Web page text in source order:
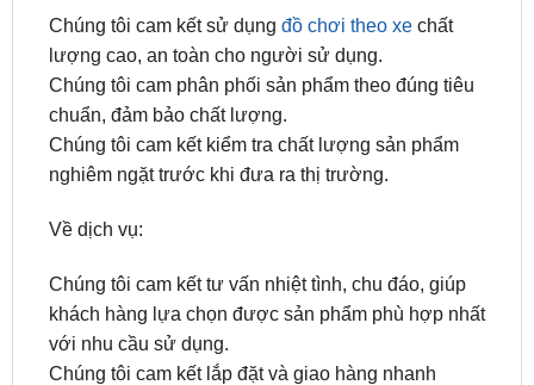
Chúng tôi cam kết sử dụng đồ chơi theo xechất
lượng cao, an toàn cho người sử dụng.
Chúng tôi cam phân phối sản phẩm theo đúng tiêu
chuẩn, đảm bảo chất lượng.
Chúng tôi cam kết kiểm tra chất lượng sản phẩm
nghiêm ngặt trước khi đưa ra thị trường.
Về dịch vụ:
Chúng tôi cam kết tư vấn nhiệt tình, chu đáo, giúp
khách hàng lựa chọn được sản phẩm phù hợp nhất
với nhu cầu sử dụng.
Chúng tôi cam kết lắp đặt và giao hàng nhanh